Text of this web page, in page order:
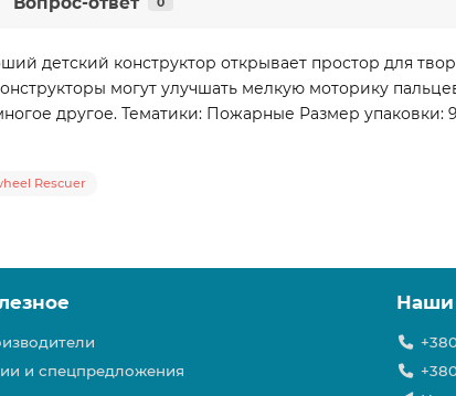
0
детский конструктор открывает простор для
могут улучшать мелкую моторику
другое. Тематики: Пожарные Размер упаковки:
Rescuer
и спецпредложения
Наши